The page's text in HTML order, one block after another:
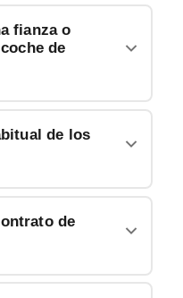
fianza o
de
de los
de